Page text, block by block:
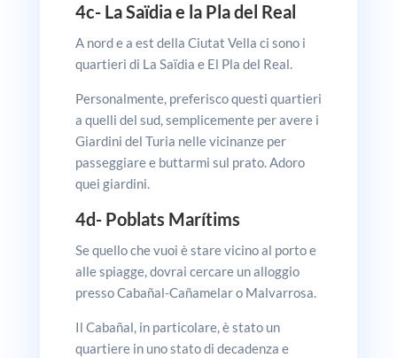
4c- La Saïdia e la Pla del Real
A nord e a est della Ciutat Vella ci sono i
quartieri di La Saïdia e El Pla del Real.
Personalmente, preferisco questi quartieri
a quelli del sud, semplicemente per avere i
Giardini del Turia nelle vicinanze per
passeggiare e buttarmi sul prato. Adoro
quei giardini.
4d- Poblats Marítims
Se quello che vuoi è stare vicino al porto e
alle spiagge, dovrai cercare un alloggio
presso Cabañal-Cañamelar o Malvarrosa.
Il Cabañal, in particolare, è stato un
quartiere in uno stato di decadenza e